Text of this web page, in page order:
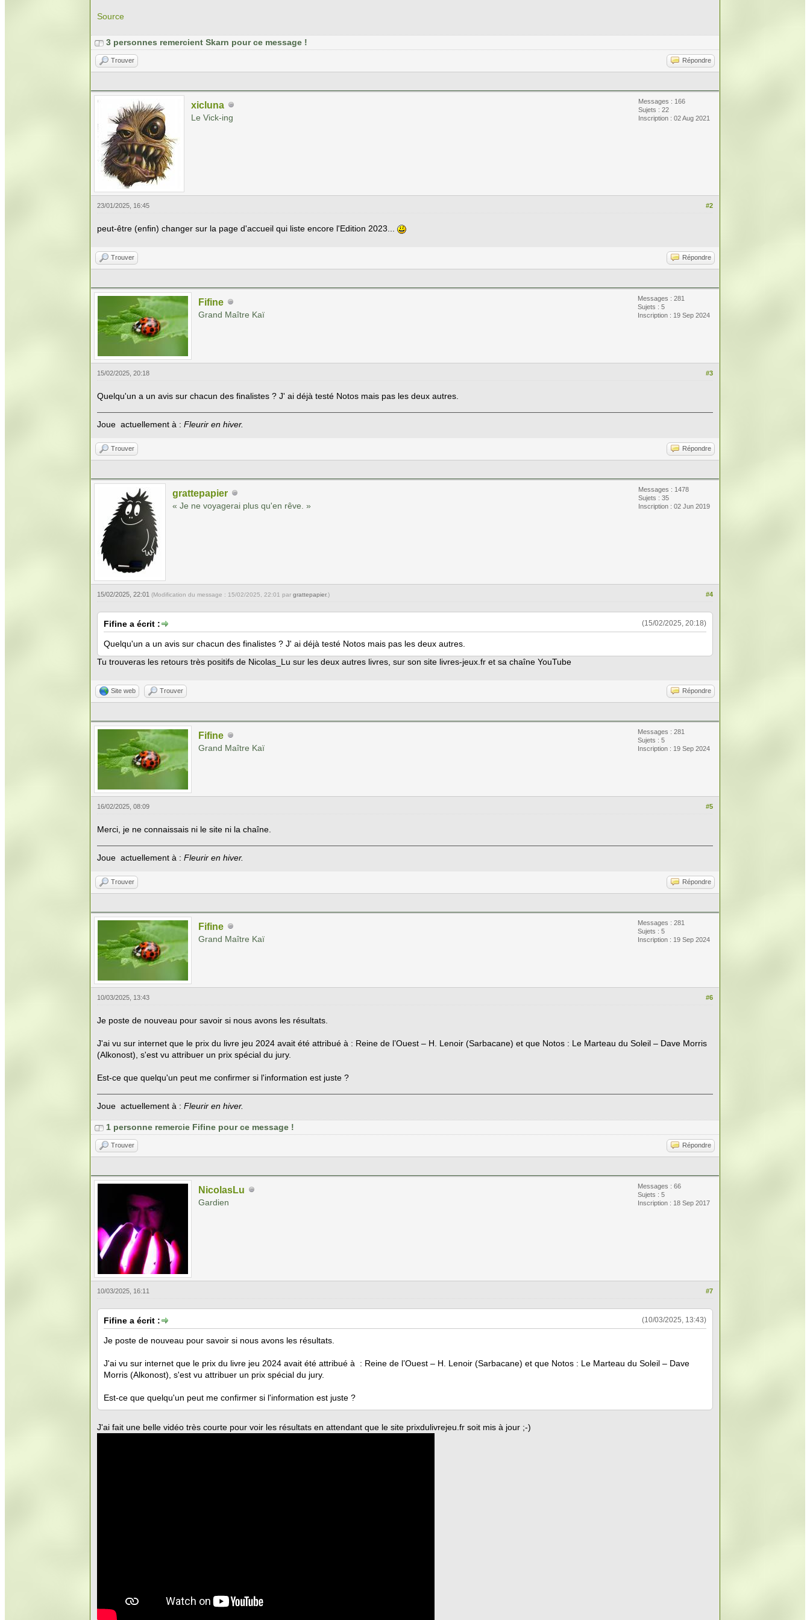
Source
3 personnes remercient Skarn pour ce message !
Trouver Répondre
xicluna
Le Vick-ing
Messages : 166
Sujets : 22
Inscription : 02 Aug 2021
#2
23/01/2025, 16:45
peut-être (enfin) changer sur la page d'accueil qui liste encore l'Edition 2023...
Trouver Répondre
Fifine
Grand Maître Kaï
Messages : 281
Sujets : 5
Inscription : 19 Sep 2024
#3
15/02/2025, 20:18
Quelqu'un a un avis sur chacun des finalistes ? J' ai déjà testé Notos mais pas les deux autres.
Joue actuellement à : Fleurir en hiver.
Trouver Répondre
grattepapier
« Je ne voyagerai plus qu'en rêve. »
Messages : 1478
Sujets : 35
Inscription : 02 Jun 2019
#4
15/02/2025, 22:01 (Modification du message : 15/02/2025, 22:01 par grattepapier.)
(15/02/2025, 20:18)
Fifine a écrit :
Quelqu'un a un avis sur chacun des finalistes ? J' ai déjà testé Notos mais pas les deux autres.
Tu trouveras les retours très positifs de Nicolas_Lu sur les deux autres livres, sur son site livres-jeux.fr et sa chaîne YouTube
Site web Trouver Répondre
Fifine
Grand Maître Kaï
Messages : 281
Sujets : 5
Inscription : 19 Sep 2024
#5
16/02/2025, 08:09
Merci, je ne connaissais ni le site ni la chaîne.
Joue actuellement à : Fleurir en hiver.
Trouver Répondre
Fifine
Grand Maître Kaï
Messages : 281
Sujets : 5
Inscription : 19 Sep 2024
#6
10/03/2025, 13:43
Je poste de nouveau pour savoir si nous avons les résultats.
J'ai vu sur internet que le prix du livre jeu 2024 avait été attribué à : Reine de l’Ouest – H. Lenoir (Sarbacane) et que Notos : Le Marteau du Soleil – Dave Morris
(Alkonost), s'est vu attribuer un prix spécial du jury.
Est-ce que quelqu'un peut me confirmer si l'information est juste ?
Joue actuellement à : Fleurir en hiver.
1 personne remercie Fifine pour ce message !
Trouver Répondre
NicolasLu
Gardien
Messages : 66
Sujets : 5
Inscription : 18 Sep 2017
#7
10/03/2025, 16:11
(10/03/2025, 13:43)
Fifine a écrit :
Je poste de nouveau pour savoir si nous avons les résultats.
J'ai vu sur internet que le prix du livre jeu 2024 avait été attribué à : Reine de l’Ouest – H. Lenoir (Sarbacane) et que Notos : Le Marteau du Soleil – Dave
Morris (Alkonost), s'est vu attribuer un prix spécial du jury.
Est-ce que quelqu'un peut me confirmer si l'information est juste ?
J'ai fait une belle vidéo très courte pour voir les résultats en attendant que le site prixdulivrejeu.fr soit mis à jour ;-)